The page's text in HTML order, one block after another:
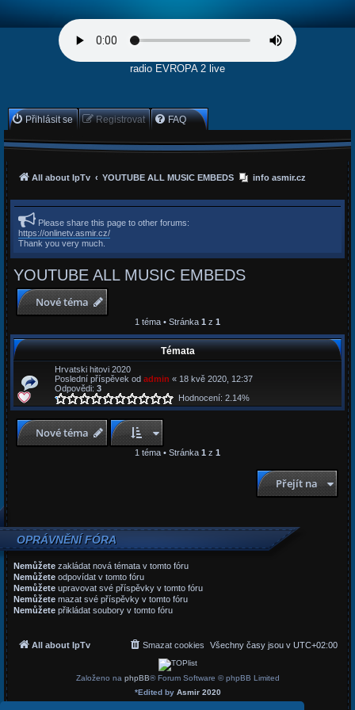
radio EVROPA 2 live
Přihlásit se Registrovat FAQ
All about IpTv YOUTUBE ALL MUSIC EMBEDS info asmir.cz
Please share this page to other forums:
https://onlinetv.asmir.cz/
Thank you very much.
YOUTUBE ALL MUSIC EMBEDS
Nové téma
1 téma • Stránka 1 z 1
Témata
Hrvatski hitovi 2020
Poslední příspěvek od admin « 18 kvě 2020, 12:37
Odpovědi: 3
Hodnocení: 2.14%
Nové téma
1 téma • Stránka 1 z 1
Přejít na
OPRÁVNĚNÍ FÓRA
Nemůžete zakládat nová témata v tomto fóru
Nemůžete odpovídat v tomto fóru
Nemůžete upravovat své příspěvky v tomto fóru
Nemůžete mazat své příspěvky v tomto fóru
Nemůžete přikládat soubory v tomto fóru
All about IpTv Všechny časy jsou v UTC+02:00
Smazat cookies
Založeno na phpBB® Forum Software © phpBB Limited
*Edited by Asmir 2020